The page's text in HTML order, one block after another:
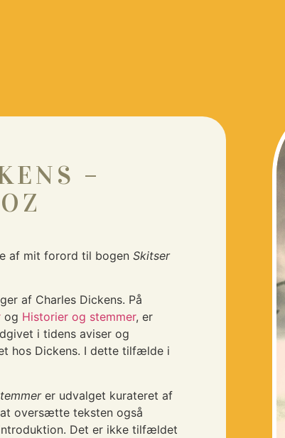
–
af mit forord til bogenSkitser
af Charles Dickens. På
og Historier og stemmer, er
i tidens aviser og
hos Dickens. I dette tilfælde i
er udvalget kurateret af
oversætte teksten også
Det er ikke tilfældet